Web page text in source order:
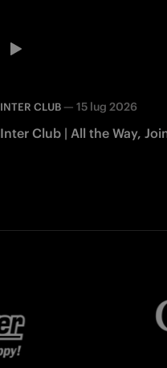
INTER CLUB— 15 lug 2026
Inter Club | All the Way,